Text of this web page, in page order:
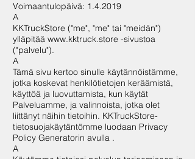
Voimaantulopäivä: 1.4.2019
A
KKTruckStore ("me", "me" tai "meidän")
ylläpitää www.kktruck.store -sivustoa
("palvelu").
A
Tämä sivu kertoo sinulle käytännöistämme,
jotka koskevat henkilötietojen keräämistä,
käyttöä ja luovuttamista, kun käytät
Palveluamme, ja valinnoista, jotka olet
liittänyt näihin tietoihin. KKTruckStore-
tietosuojakäytäntömme luodaan Privacy
Policy Generatorin avulla .
A